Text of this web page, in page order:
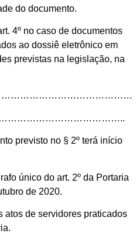
do documento.
4º no caso de documentos
ao dossiê eletrônico em
previstas na legislação, na
previsto no § 2º terá início
único do art. 2º da Portaria
de 2020.
atos de servidores praticados